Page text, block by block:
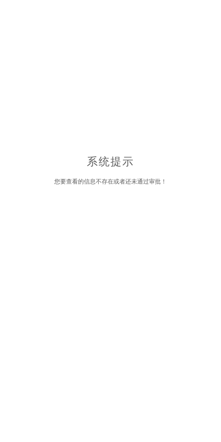
系统提示
您要查看的信息不存在或者还未通过审批！